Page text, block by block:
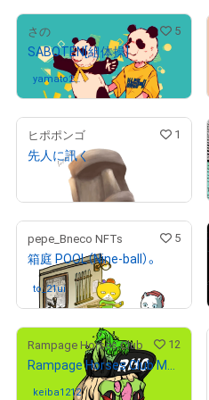
さの 5
SABOTEN[組体操]
yamato20
さんが保有中
ヒポポンゴ 1
先人に訊く
販売期間外
pepe_Bneco NFTs 5
箱庭 POOL（Nine-ball）。
to_21ui さんが保有中
Rampage Horses Club 12
Rampage Horses Club MHC#003
keiba1212さんが保有中